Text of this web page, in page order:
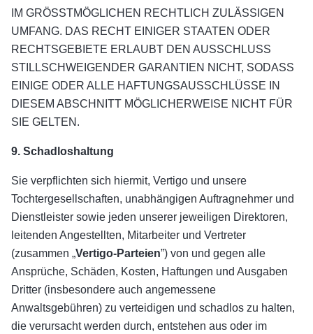
IM GRÖSSTMÖGLICHEN RECHTLICH ZULÄSSIGEN
UMFANG. DAS RECHT EINIGER STAATEN ODER
RECHTSGEBIETE ERLAUBT DEN AUSSCHLUSS
STILLSCHWEIGENDER GARANTIEN NICHT, SODASS
EINIGE ODER ALLE HAFTUNGSAUSSCHLÜSSE IN
DIESEM ABSCHNITT MÖGLICHERWEISE NICHT FÜR
SIE GELTEN.
9. Schadloshaltung
Sie verpflichten sich hiermit, Vertigo und unsere
Tochtergesellschaften, unabhängigen Auftragnehmer und
Dienstleister sowie jeden unserer jeweiligen Direktoren,
leitenden Angestellten, Mitarbeiter und Vertreter
(zusammen „Vertigo-Parteien”) von und gegen alle
Ansprüche, Schäden, Kosten, Haftungen und Ausgaben
Dritter (insbesondere auch angemessene
Anwaltsgebühren) zu verteidigen und schadlos zu halten,
die verursacht werden durch, entstehen aus oder im